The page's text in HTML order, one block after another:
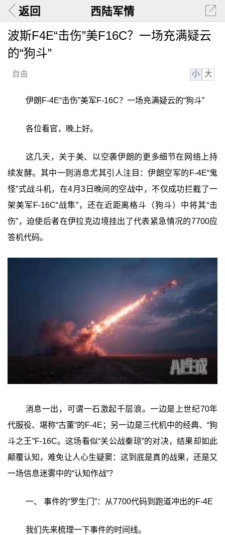
返回 西陆军情
波斯F4E“击伤”美F16C？一场充满疑云
的“狗斗”
自由 小 大
伊朗F-4E“击伤”美军F-16C？一场充满疑云的“狗斗”‍
各位看官，晚上好。
这几天，关于美、以空袭伊朗的更多细节在网络上持
续发酵。其中一则消息尤其引人注目：伊朗空军的F-4E“鬼
怪”式战斗机，在4月3日晚间的空战中，不仅成功拦截了一
架美军F-16C“战隼”，还在近距离格斗（狗斗）中将其“击
伤”，迫使后者在伊拉克边境挂出了代表紧急情况的7700应
答机代码。
消息一出，可谓一石激起千层浪。一边是上世纪70年
代服役、堪称“古董”的F-4E；另一边是三代机中的经典、“狗
斗之王”F-16C。这场看似“关公战秦琼”的对决，结果却如此
颠覆认知，难免让人心生疑窦：这到底是真的战果，还是又
一场信息迷雾中的“认知作战”？
一、 事件的“罗生门”：从7700代码到跑道冲出的F-4E
我们先来梳理一下事件的时间线。